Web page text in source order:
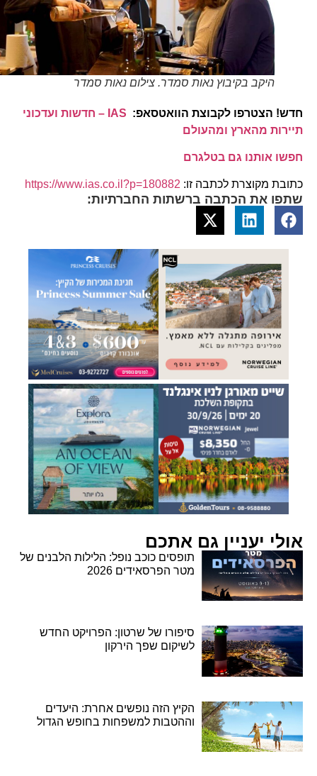
היקב בקיבוץ נאות סמדר. צילום נאות סמדר
חדש! הצטרפו לקבוצת הוואטסאפ:
IAS – חדשות ועדכוני
תיירות מהארץ ומהעולם
חפשו אותנו גם בטלגרם
כתובת מקוצרת לכתבה זו: https://www.ias.co.il?p=180882
שתפו את הכתבה ברשתות החברתיות:
אולי יעניין גם אתכם
תופסים כוכב נופל: הלילות הלבנים של
מטר הפרסאידים 2026
סיפורו של שרטון: הפרויקט החדש
לשיקום שפך הירקון
הקיץ הזה נופשים אחרת: היעדים
וההטבות למשפחות בחופש הגדול